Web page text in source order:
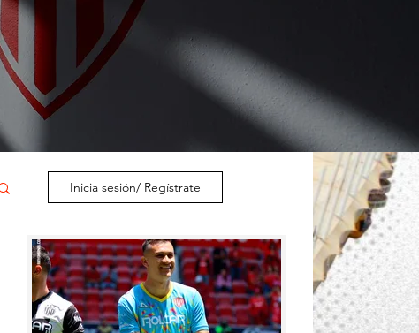
Inicia sesión/ Regístrate